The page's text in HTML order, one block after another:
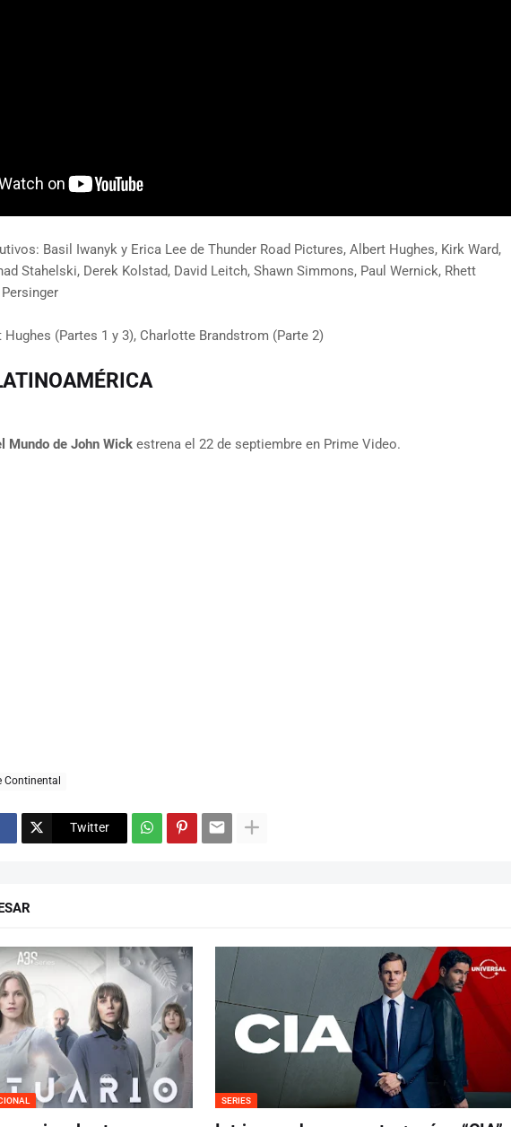
Basil Iwanyk y Erica Lee de Thunder Road Pictures, Albert Hughes, Kirk Ward,
Stahelski, Derek Kolstad, David Leitch, Shawn Simmons, Paul Wernick, Rhett
(Partes 1 y 3), Charlotte Brandstrom (Parte 2)
Mundo de John Wickestrena el 22 de septiembre en Prime Video.
Continental
Twitter
SERIES